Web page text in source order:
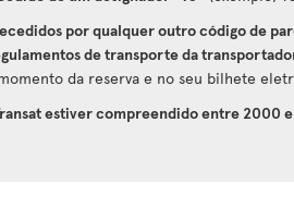
por qualquer outro código de
de transporte da
da reserva e no seu bilhete
estiver compreendido entre 2000